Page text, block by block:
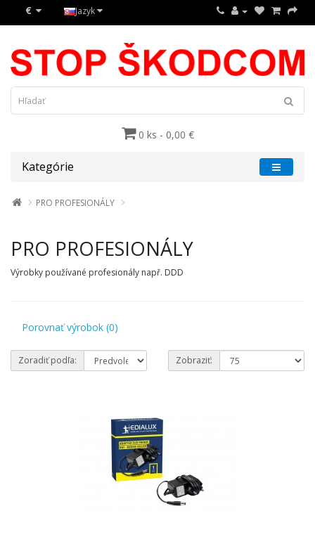
€ Jazyk
0 ks - 0,00 €
Kategórie
PRO PROFESIONÁLY
PRO PROFESIONÁLY
Výrobky používané profesionály např. DDD
Porovnať výrobok (0)
Zoradiť podľa: Zobraziť: